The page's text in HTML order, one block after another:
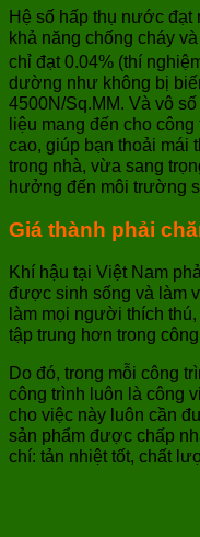
Hệ số hấp thụ nước đạt
khả năng chống cháy
chỉ đạt 0.04% (thí
dường như không bị
4500N/Sq.MM. Và vô
liệu mang đến cho
cao, giúp bạn thoải mái
trong nhà, vừa sang
hưởng đến môi trường
Giá thành phải
Khí hậu tại Việt Nam
được sinh sống và làm
làm mọi người thích
tập trung hơn trong
Do đó, trong mỗi công
công trình luôn là công
cho việc này luôn cần
sản phẩm được chấp
chí: tản nhiệt tốt, chất